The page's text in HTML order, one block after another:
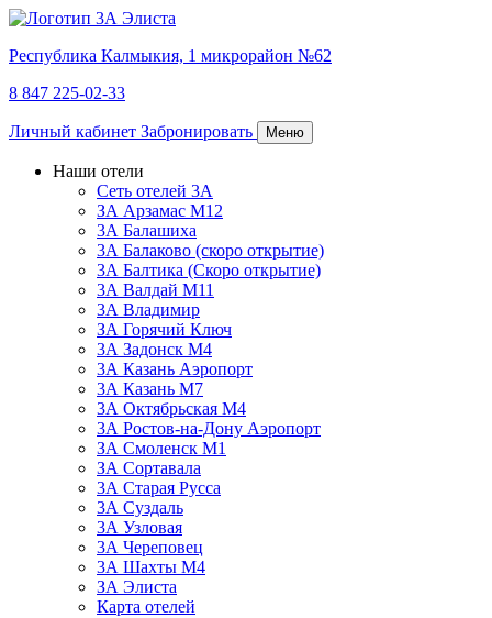
Республика Калмыкия, 1 микрорайон №62
8 847 225-02-33
Личный кабинет Забронировать Меню
Наши отели
Сеть отелей 3А
ЗА Арзамас М12
3А Балашиха
3А Балаково (скоро открытие)
3А Балтика (Скоро открытие)
3А Валдай М11
3А Владимир
ЗА Горячий Ключ
3А Задонск М4
3А Казань Аэропорт
3А Казань M7
3А Октябрьская М4
3А Ростов-на-Дону Аэропорт
ЗА Смоленск М1
ЗА Сортавала
3А Старая Русса
3А Суздаль
3А Узловая
3А Череповец
3А Шахты М4
ЗА Элиста
Карта отелей